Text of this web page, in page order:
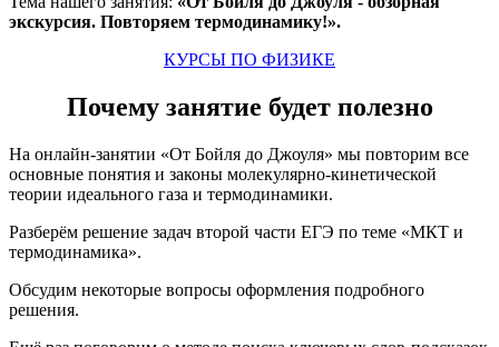
экскурсия. Повторяем термодинамику!».
КУРСЫ ПО ФИЗИКЕ
Почему занятие будет полезно
На онлайн-занятии «От Бойля до Джоуля» мы повторим все
основные понятия и законы молекулярно-кинетической
теории идеального газа и термодинамики.
Разберём решение задач второй части ЕГЭ по теме «МКТ и
термодинамика».
Обсудим некоторые вопросы оформления подробного
решения.